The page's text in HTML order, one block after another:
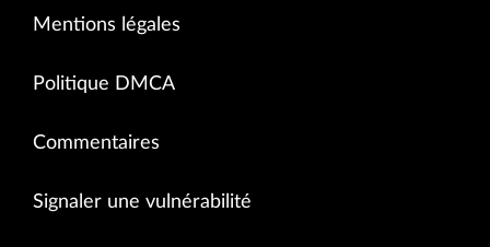
Mentions légales
Politique DMCA
Commentaires
Signaler une vulnérabilité